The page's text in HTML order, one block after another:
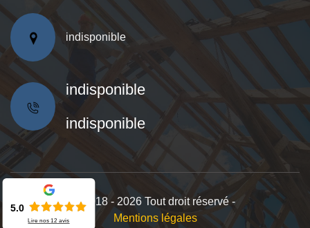
indisponible
indisponible
indisponible
©2018 - 2026 Tout droit réservé -
Mentions légales
5.0
Lire nos12 avis